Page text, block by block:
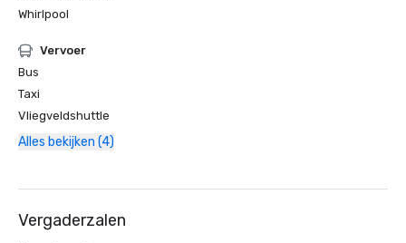
Whirlpool
Vervoer
Bus
Taxi
Vliegveldshuttle
Alles bekijken (4)
Vergaderzalen